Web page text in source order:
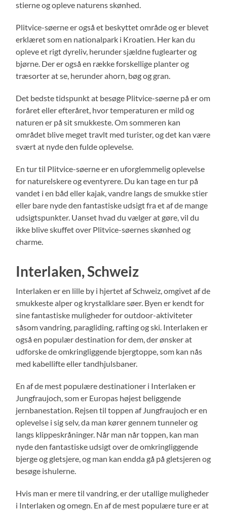
stierne og opleve naturens skønhed.
Plitvice-søerne er også et beskyttet område og er blevet
erklæret som en nationalpark i Kroatien. Her kan du
opleve et rigt dyreliv, herunder sjældne fuglearter og
bjørne. Der er også en række forskellige planter og
træsorter at se, herunder ahorn, bøg og gran.
Det bedste tidspunkt at besøge Plitvice-søerne på er om
foråret eller efteråret, hvor temperaturen er mild og
naturen er på sit smukkeste. Om sommeren kan
området blive meget travlt med turister, og det kan være
svært at nyde den fulde oplevelse.
En tur til Plitvice-søerne er en uforglemmelig oplevelse
for naturelskere og eventyrere. Du kan tage en tur på
vandet i en båd eller kajak, vandre langs de smukke stier
eller bare nyde den fantastiske udsigt fra et af de mange
udsigtspunkter. Uanset hvad du vælger at gøre, vil du
ikke blive skuffet over Plitvice-søernes skønhed og
charme.
Interlaken, Schweiz
Interlaken er en lille by i hjertet af Schweiz, omgivet af de
smukkeste alper og krystalklare søer. Byen er kendt for
sine fantastiske muligheder for outdoor-aktiviteter
såsom vandring, paragliding, rafting og ski. Interlaken er
også en populær destination for dem, der ønsker at
udforske de omkringliggende bjergtoppe, som kan nås
med kabellifte eller tandhjulsbaner.
En af de mest populære destinationer i Interlaken er
Jungfraujoch, som er Europas højest beliggende
jernbanestation. Rejsen til toppen af Jungfraujoch er en
oplevelse i sig selv, da man kører gennem tunneler og
langs klippeskråninger. Når man når toppen, kan man
nyde den fantastiske udsigt over de omkringliggende
bjerge og gletsjere, og man kan endda gå på gletsjeren og
besøge ishulerne.
Hvis man er mere til vandring, er der utallige muligheder
i Interlaken og omegn. En af de mest populære ture er at